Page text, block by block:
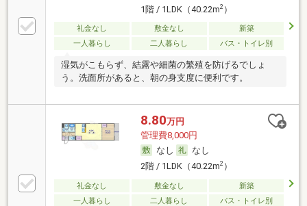
1階 / 1LDK（40.22m2）
礼金なし 敷金なし
新築
一人暮らし
二人暮らし バス・トイレ別
湿気がこもらず、結露や細菌の繁殖を防げるでしょ
う。洗面所があると、朝の身支度に便利です。
8.80万円
管理費8,000円
なし
なし
2階 / 1LDK（40.22m2）
礼金なし 敷金なし
新築
一人暮らし
二人暮らし バス・トイレ別